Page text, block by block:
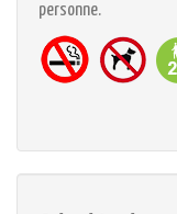
personne.